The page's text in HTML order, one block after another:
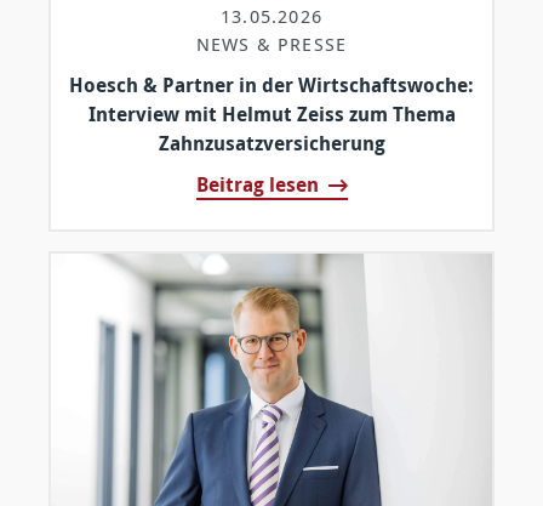
13.05.2026
NEWS & PRESSE
Hoesch & Partner in der Wirtschaftswoche:
Interview mit Helmut Zeiss zum Thema
Zahnzusatzversicherung
Beitrag lesen